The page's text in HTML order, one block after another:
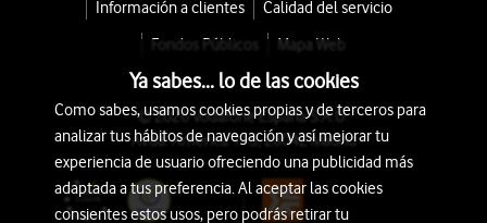
Información a clientes
Calidad del servicio
Fondos Públicos
Mapa Web
© 2026 Vodafone España S.A.U.
Avda. América 115, 28042 Madrid
Ya sabes... lo de las cookies
Como sabes, usamos cookies propias y de terceros para
analizar tus hábitos de navegación y así mejorar tu
experiencia de usuario ofreciendo una publicidad más
adaptada a tus preferencia. Al aceptar las cookies
consientes estos usos, pero podrás retirar tu